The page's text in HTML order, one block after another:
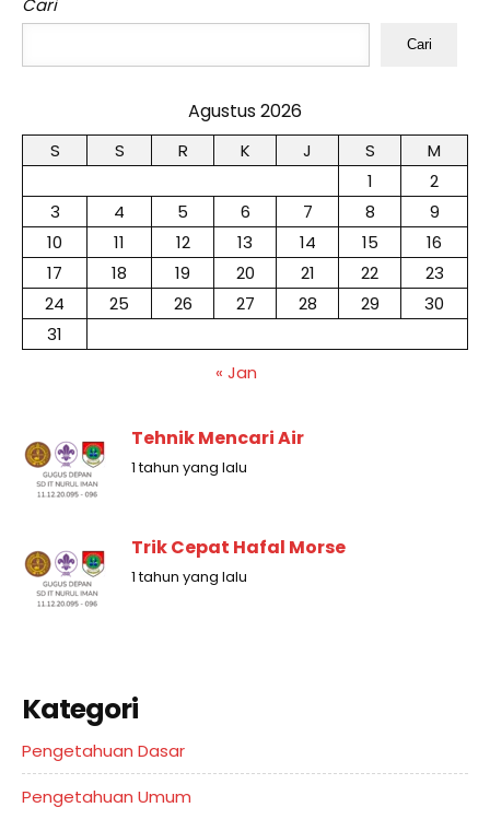
Cari
Cari
Agustus 2026
S S R K J S
M
1
2
3
4 5 6 7 8
9
10
11 12 13 14 15
16
17
18 19 20 21 22
23
24
25 26 27 28 29
30
31
« Jan
Tehnik Mencari Air
1 tahun yang lalu
Trik Cepat Hafal Morse
1 tahun yang lalu
Kategori
Pengetahuan Dasar
Pengetahuan Umum